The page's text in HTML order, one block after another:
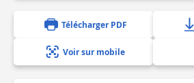
Télécharger PDF
Voir sur mobile